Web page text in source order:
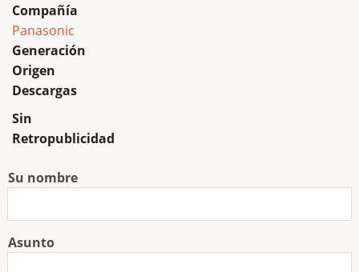
Compañía
Panasonic
Generación
Origen
Descargas
Sin
Retropublicidad
Su nombre
Asunto